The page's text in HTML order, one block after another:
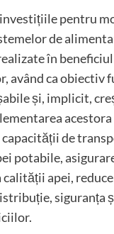
pentru
de
în beneficiul
având ca obiectiv
și, implicit,
acestora
de
potabile,
calității apei,
siguranța